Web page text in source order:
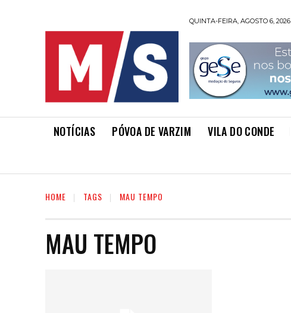
QUINTA-FEIRA, AGOSTO 6, 2026
NOTÍCIAS PÓVOA DE VARZIM VILA DO CONDE
HOME TAGS MAU TEMPO
MAU TEMPO